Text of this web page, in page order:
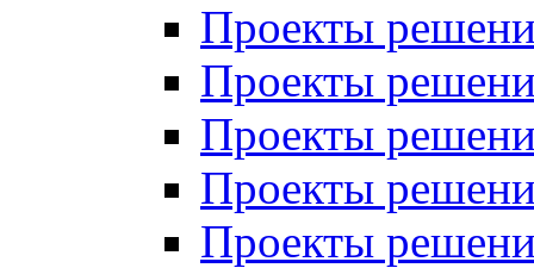
Проекты
Проекты
Проекты
Проекты
Проекты